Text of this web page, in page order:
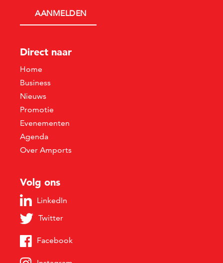
Direct naar
Home
Business
Nieuws
Promotie
Evenementen
Agenda
Over Amports
Volg ons
LinkedIn
Twitter
Facebook